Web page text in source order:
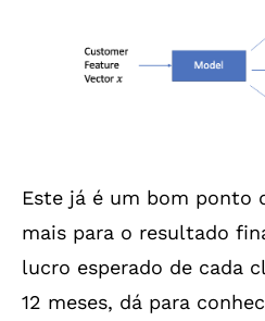
Este já é um bom ponto
mais para o resultado
lucro esperado de cada
12 meses, dá para